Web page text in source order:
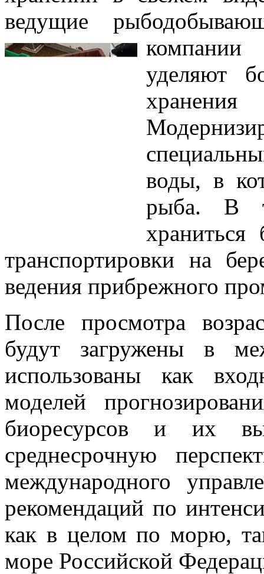
ведущие
уделяют
воды, в
рыба. В
храниться
транспортировки на
ведения прибрежного
После просмотра
будут загружены в
использованы как
моделей
биоресурсов и их
среднесрочную
международного
рекомендаций по
как в целом по морю,
море Российской